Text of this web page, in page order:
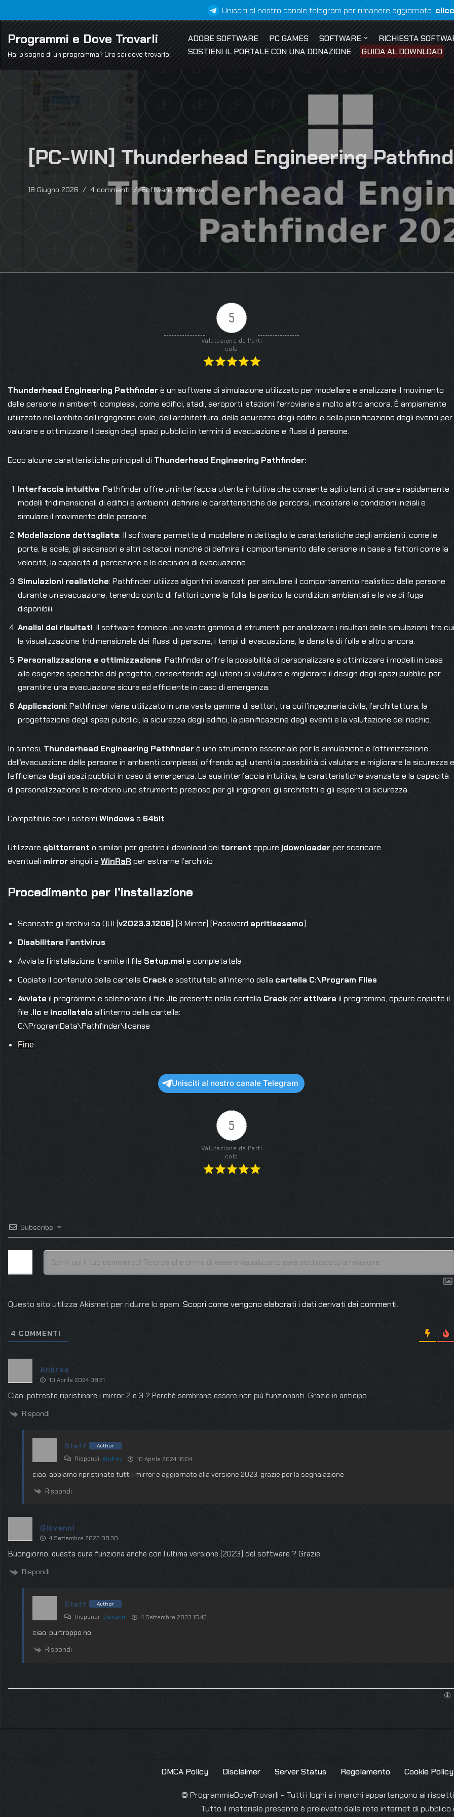
Vai
al
contenuto
Unisciti al nostro canale telegram per rimanere aggiornato:
Programmi e Dove Trovarli
Hai bisogno di un programma? Ora sai dove trovarlo!
ADOBE SOFTWARE PC GAMES SOFTWARE
RICHIESTA
SOSTIENI IL PORTALE CON UNA DONAZIONE
GUIDA AL DOWNLOAD
[PC-WIN] Thunderhead Engineering
18 Giugno 2026 4 commenti Software,Windows
5
Valutazione dell'arti
colo
Thunderhead Engineering Pathfinderè un software di simulazione utilizzato per modellare e analizzare il movimento
delle persone in ambienti complessi, come edifici, stadi, aeroporti, stazioni ferroviarie e molto altro ancora. È ampiamente
utilizzato nell’ambito dell’ingegneria civile, dell’architettura, della sicurezza degli edifici e della pianificazione degli eventi per
valutare e ottimizzare il design degli spazi pubblici in termini di evacuazione e flussi di persone.
Ecco alcune caratteristiche principali di Thunderhead Engineering Pathfinder:
Interfaccia intuitiva: Pathfinder offre un’interfaccia utente intuitiva che consente agli utenti di creare rapidamente
modelli tridimensionali di edifici e ambienti, definire le caratteristiche dei percorsi, impostare le condizioni iniziali e
simulare il movimento delle persone.
Modellazione dettagliata: Il software permette di modellare in dettaglio le caratteristiche degli ambienti, come le
porte, le scale, gli ascensori e altri ostacoli, nonché di definire il comportamento delle persone in base a fattori come la
velocità, la capacità di percezione e le decisioni di evacuazione.
Simulazioni realistiche: Pathfinder utilizza algoritmi avanzati per simulare il comportamento realistico delle persone
durante un’evacuazione, tenendo conto di fattori come la folla, la panico, le condizioni ambientali e le vie di fuga
disponibili.
Analisi dei risultati: Il software fornisce una vasta gamma di strumenti per analizzare i risultati delle simulazioni, tra cui
la visualizzazione tridimensionale dei flussi di persone, i tempi di evacuazione, le densità di folla e altro ancora.
Personalizzazione e ottimizzazione: Pathfinder offre la possibilità di personalizzare e ottimizzare i modelli in base
alle esigenze specifiche del progetto, consentendo agli utenti di valutare e migliorare il design degli spazi pubblici per
garantire una evacuazione sicura ed efficiente in caso di emergenza.
Applicazioni: Pathfinder viene utilizzato in una vasta gamma di settori, tra cui l’ingegneria civile, l’architettura, la
progettazione degli spazi pubblici, la sicurezza degli edifici, la pianificazione degli eventi e la valutazione del rischio.
In sintesi, Thunderhead Engineering Pathfinderè uno strumento essenziale per la simulazione e l’ottimizzazione
dell’evacuazione delle persone in ambienti complessi, offrendo agli utenti la possibilità di valutare e migliorare la sicurezza e
l’efficienza degli spazi pubblici in caso di emergenza. La sua interfaccia intuitiva, le caratteristiche avanzate e la capacità
di personalizzazione lo rendono uno strumento prezioso per gli ingegneri, gli architetti e gli esperti di sicurezza.
Compatibile con i sistemi Windowsa 64bit.
Utilizzare qbittorrent o similari per gestire il download dei torrent oppure jdownloaderper scaricare
eventuali mirrorsingoli e WinRaR per estrarne l’archivio
Procedimento per l’installazione
Scaricate gli archivi da QUI [v2023.3.1206] [3 Mirror] (Password apritisesamo)
Disabilitare l’antivirus
Avviate l’installazione tramite il file Setup.msie completatela
Copiate il contenuto della cartella Cracke sostituitelo all’interno della cartella C:\Program Files
Avviate il programma e selezionate il file .lic presente nella cartella Crackper attivare il programma, oppure copiate il
file .lic e incollatelo all’interno della cartella:
C:\ProgramData\Pathfinder\license
Fine
Unisciti al nostro canale Telegram
5
Valutazione dell'arti
colo
Subscribe
Questo sito utilizza Akismet per ridurre lo spam. Scopri come vengono elaborati i dati derivati dai commenti.
4 COMMENTI
Andrea
10 Aprile 2024 08:31
Ciao, potreste ripristinare i mirror 2 e 3 ? Perchè sembrano essere non più funzionanti. Grazie in anticipo
Rispondi
Staff Author
Rispondi Andrea 10 Aprile 2024 16:04
ciao, abbiamo ripristinato tutti i mirror e aggiornato alla versione 2023. grazie per la segnalazione
Rispondi
Giovanni
4 Settembre 2023 08:30
Buongiorno, questa cura funziona anche con l’ultima versione (2023) del software ? Grazie
Rispondi
Staff Author
Rispondi Giovanni 4 Settembre 2023 15:43
ciao, purtroppo no
Rispondi
DMCA Policy Disclaimer Server Status Regolamento Cookie Policy
© ProgrammieDoveTrovarli - Tutti i loghi e i marchi appartengono ai
Tutto il materiale presente è prelevato dalla rete internet di pubblico